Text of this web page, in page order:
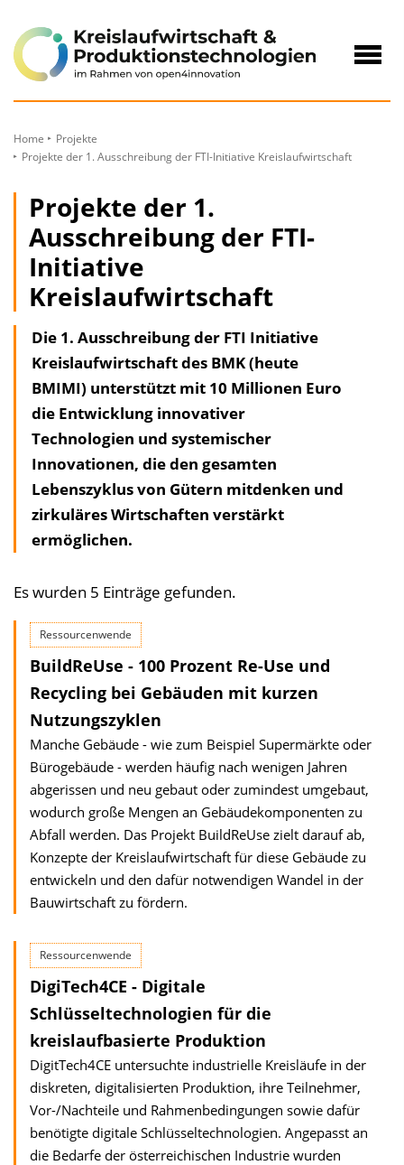
Inhalt
Home
Projekte
Projekte der 1. Ausschreibung der FTI-Initiative Kreislaufwirtschaft
Projekte der 1.
Ausschreibung der FTI-
Initiative
Kreislaufwirtschaft
Die 1. Ausschreibung der FTI Initiative
Kreislaufwirtschaft des BMK (heute
BMIMI) unterstützt mit 10 Millionen Euro
die Entwicklung innovativer
Technologien und systemischer
Innovationen, die den gesamten
Lebenszyklus von Gütern mitdenken und
zirkuläres Wirtschaften verstärkt
ermöglichen.
Es wurden 5 Einträge gefunden.
Ressourcenwende
BuildReUse - 100 Prozent Re-Use und
Recycling bei Gebäuden mit kurzen
Nutzungszyklen
Manche Gebäude - wie zum Beispiel Supermärkte oder
Bürogebäude - werden häufig nach wenigen Jahren
abgerissen und neu gebaut oder zumindest umgebaut,
wodurch große Mengen an Gebäudekomponenten zu
Abfall werden. Das Projekt BuildReUse zielt darauf ab,
Konzepte der Kreislaufwirtschaft für diese Gebäude zu
entwickeln und den dafür notwendigen Wandel in der
Bauwirtschaft zu fördern.
Ressourcenwende
DigiTech4CE - Digitale
Schlüsseltechnologien für die
kreislaufbasierte Produktion
DigitTech4CE untersuchte industrielle Kreisläufe in der
diskreten, digitalisierten Produktion, ihre Teilnehmer,
Vor-/Nachteile und Rahmen­bedingungen sowie dafür
benötigte digitale Schlüssel­technologien. Angepasst an
die Bedarfe der öster­reichischen Industrie wurden